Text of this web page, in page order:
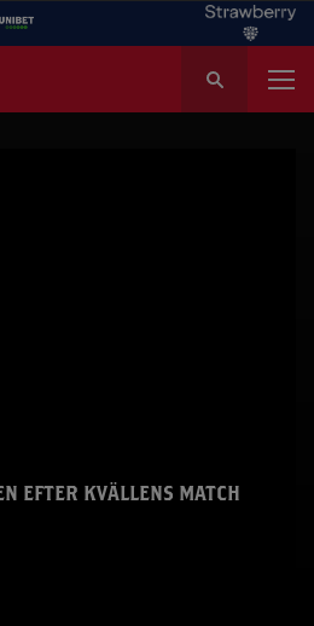
k
EFTER KVÄLLENS MATCH